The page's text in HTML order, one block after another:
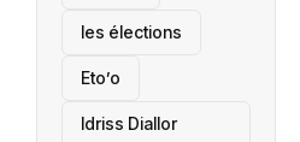
les élections
Eto’o
Idriss Diallor